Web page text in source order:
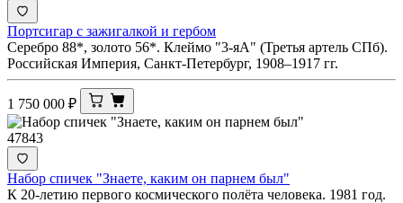
Портсигар с зажигалкой и гербом
Серебро 88*, золото 56*. Клеймо "3-яА" (Третья артель СПб).
Российская Империя, Санкт-Петербург, 1908–1917 гг.
1 750 000 ₽
47843
Набор спичек "Знаете, каким он парнем был"
К 20-летию первого космического полёта человека. 1981 год.